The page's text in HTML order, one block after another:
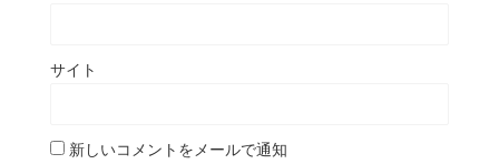
サイト
新しいコメントをメールで通知